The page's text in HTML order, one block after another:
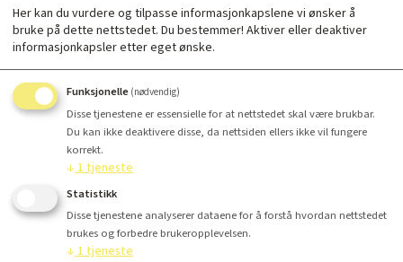
Psvane Hifi Series 211
Kr 1 200,-
Psvane T MK2 Series 211 T2
Kr 2 147,50
Her kan du vurdere og tilpasse informasjonkapslene vi ønsker å
bruke på dette nettstedet. Du bestemmer! Aktiver eller deaktiver
informasjonkapsler etter eget ønske.
Funksjonelle (nødvendig)
Disse tjenestene er essensielle for at nettstedet skal være brukbar.
Du kan ikke deaktivere disse, da nettsiden ellers ikke vil fungere
korrekt.
↓ 1 tjeneste
Statistikk
Disse tjenestene analyserer dataene for å forstå hvordan nettstedet
brukes og forbedre brukeropplevelsen.
↓ 1tjeneste